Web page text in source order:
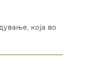
која во